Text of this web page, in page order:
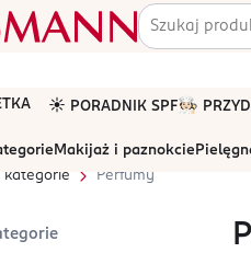
☀️ PORADNIK SPF🧑🏻‍🍳
Makijaż i paznokcie
kategorie
Perfumy